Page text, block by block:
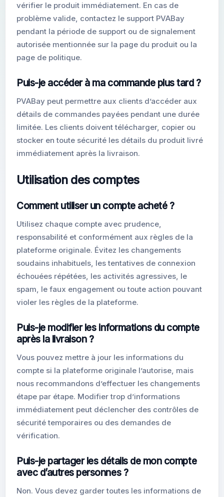
vérifier le produit immédiatement. En cas de
problème valide, contactez le support PVABay
pendant la période de support ou de signalement
autorisée mentionnée sur la page du produit ou la
page de politique.
Puis-je accéder à ma commande plus tard ?
PVABay peut permettre aux clients d’accéder aux
détails de commandes payées pendant une durée
limitée. Les clients doivent télécharger, copier ou
stocker en toute sécurité les détails du produit livré
immédiatement après la livraison.
Utilisation des comptes
Comment utiliser un compte acheté ?
Utilisez chaque compte avec prudence,
responsabilité et conformément aux règles de la
plateforme originale. Évitez les changements
soudains inhabituels, les tentatives de connexion
échouées répétées, les activités agressives, le
spam, le faux engagement ou toute action pouvant
violer les règles de la plateforme.
Puis-je modifier les informations du compte
après la livraison ?
Vous pouvez mettre à jour les informations du
compte si la plateforme originale l’autorise, mais
nous recommandons d’effectuer les changements
étape par étape. Modifier trop d’informations
immédiatement peut déclencher des contrôles de
sécurité temporaires ou des demandes de
vérification.
Puis-je partager les détails de mon compte
avec d’autres personnes ?
Non. Vous devez garder toutes les informations de